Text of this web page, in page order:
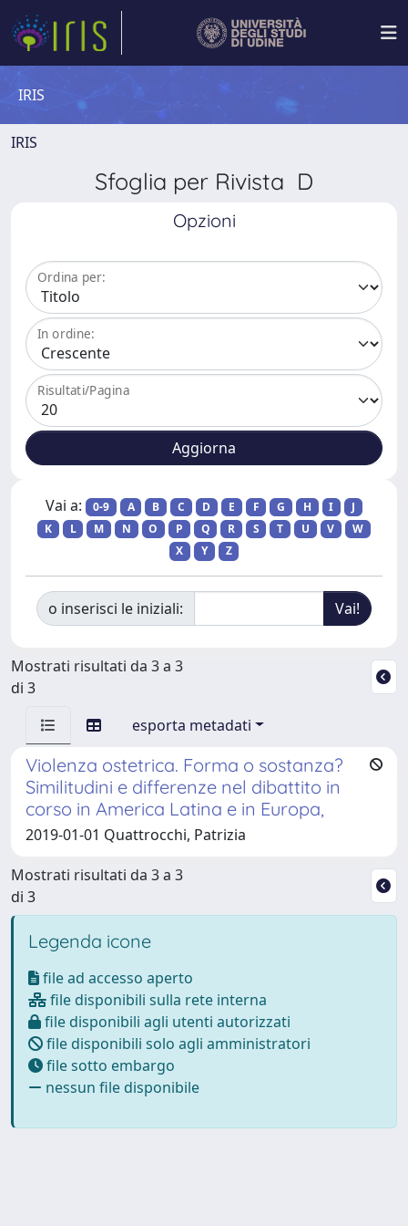
IRIS
IRIS
Sfoglia per Rivista D
Opzioni
Ordina per:
In ordine:
Risultati/Pagina
Vai a: 0-9 A B C D E F G H I
J
K
L M N O P Q R S T U V
W
X
Y Z
o inserisci le iniziali:
Mostrati risultati da 3 a 3
di 3
esporta metadati
Violenza ostetrica. Forma o sostanza?
Similitudini e differenze nel dibattito in
corso in America Latina e in Europa,
2019-01-01 Quattrocchi, Patrizia
Mostrati risultati da 3 a 3
di 3
Legenda icone
file ad accesso aperto
file disponibili sulla rete interna
file disponibili agli utenti autorizzati
file disponibili solo agli amministratori
file sotto embargo
nessun file disponibile